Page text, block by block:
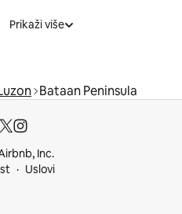
Prikaži više
Bataan Peninsula
Inc.
Uslovi